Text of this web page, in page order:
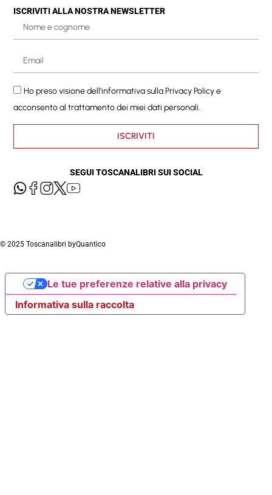
ISCRIVITI ALLA NOSTRA NEWSLETTER
Ho preso visione dell'informativa sullaPrivacy Policye
acconsento al trattamento dei miei dati personali.
ISCRIVITI
SEGUI TOSCANALIBRI SUI SOCIAL
© 2025 Toscanalibri byQuantico
Informativa sulla raccolta
Le tue preferenze relative alla privacy